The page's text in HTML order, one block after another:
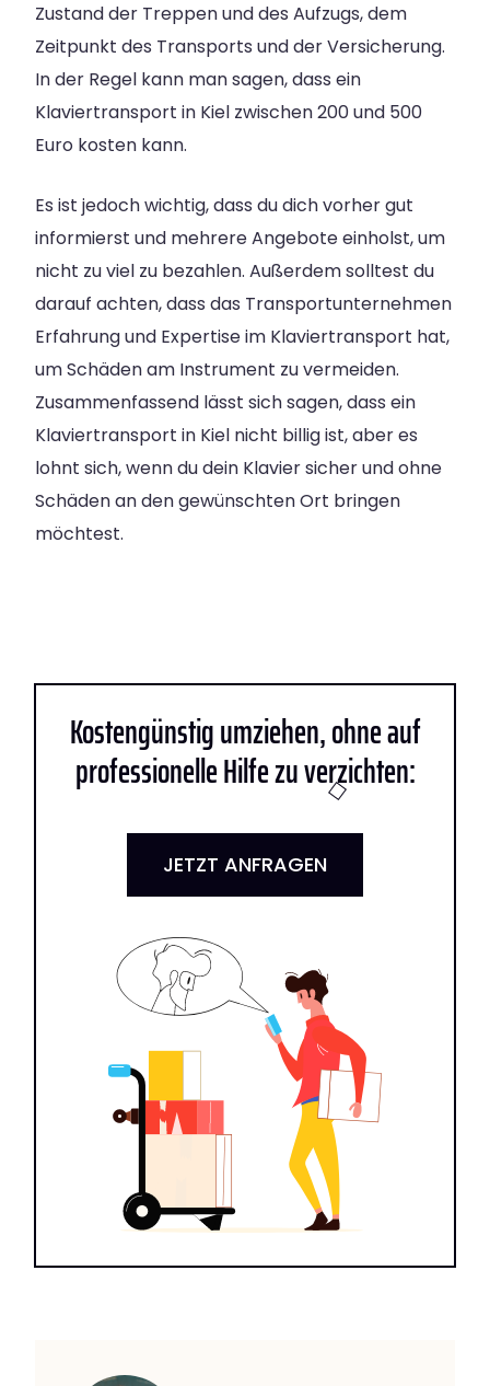
Zustand der Treppen und des Aufzugs, dem
Zeitpunkt des Transports und der Versicherung.
In der Regel kann man sagen, dass ein
Klaviertransport in Kiel zwischen 200 und 500
Euro kosten kann.
Es ist jedoch wichtig, dass du dich vorher gut
informierst und mehrere Angebote einholst, um
nicht zu viel zu bezahlen. Außerdem solltest du
darauf achten, dass das Transportunternehmen
Erfahrung und Expertise im Klaviertransport hat,
um Schäden am Instrument zu vermeiden.
Zusammenfassend lässt sich sagen, dass ein
Klaviertransport in Kiel nicht billig ist, aber es
lohnt sich, wenn du dein Klavier sicher und ohne
Schäden an den gewünschten Ort bringen
möchtest.
Kostengünstig umziehen, ohne auf
professionelle Hilfe zu verzichten:
JETZT ANFRAGEN